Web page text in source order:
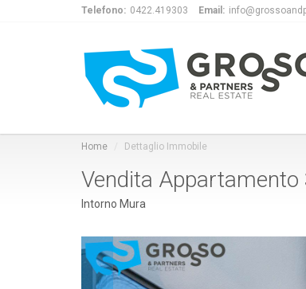
Telefono: 0422.419303 Email:
Home Dettaglio Immobile
Vendita Appartamento
Intorno Mura